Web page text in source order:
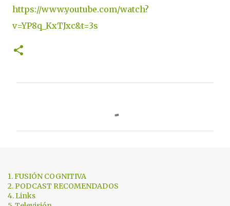
https://www.youtube.com/watch?
v=YP8q_KxTJxc&t=3s
a
r
1. FUSIÓN COGNITIVA
2. PODCAST RECOMENDADOS
4. Links